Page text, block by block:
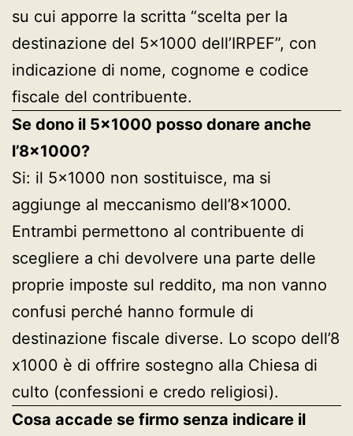
su cui apporre la scritta “scelta per la
destinazione del 5×1000 dell’IRPEF”, con
indicazione di nome, cognome e codice
fiscale del contribuente.
Se dono il 5×1000 posso donare anche
l’8×1000?
Si: il 5×1000 non sostituisce, ma si
aggiunge al meccanismo dell’8×1000.
Entrambi permettono al contribuente di
scegliere a chi devolvere una parte delle
proprie imposte sul reddito, ma non vanno
confusi perché hanno formule di
destinazione fiscale diverse. Lo scopo dell’8
x1000 è di offrire sostegno alla Chiesa di
culto (confessioni e credo religiosi).
Cosa accade se firmo senza indicare il